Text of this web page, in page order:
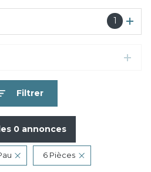
1
Filtrer
0annonces
6 Pièces